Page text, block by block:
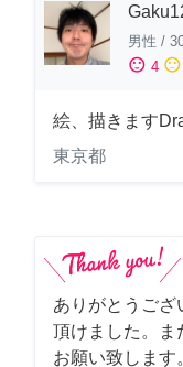
男性 /
sentiment_satisfied 4 sentiment_neutral
絵、描きます
東京都
ありがとうござ
頂けました。ま
お願い致します